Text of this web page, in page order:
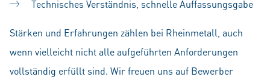
Technisches Verständnis, schnelle Auffassungsgabe
Stärken und Erfahrungen zählen bei Rheinmetall, auch
wenn vielleicht nicht alle aufgeführten Anforderungen
vollständig erfüllt sind. Wir freuen uns auf Bewerber